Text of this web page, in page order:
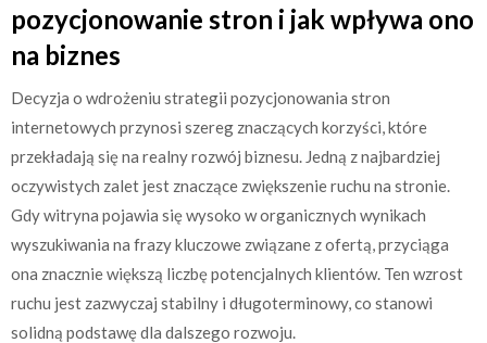
pozycjonowanie stron i jak wpływa ono
na biznes
Decyzja o wdrożeniu strategii pozycjonowania stron
internetowych przynosi szereg znaczących korzyści, które
przekładają się na realny rozwój biznesu. Jedną z najbardziej
oczywistych zalet jest znaczące zwiększenie ruchu na stronie.
Gdy witryna pojawia się wysoko w organicznych wynikach
wyszukiwania na frazy kluczowe związane z ofertą, przyciąga
ona znacznie większą liczbę potencjalnych klientów. Ten wzrost
ruchu jest zazwyczaj stabilny i długoterminowy, co stanowi
solidną podstawę dla dalszego rozwoju.